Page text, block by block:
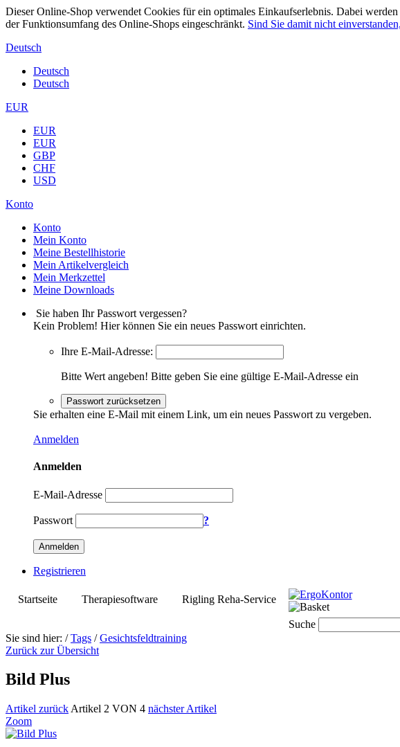
Dieser Online-Shop verwendet Cookies für ein optimales Einkaufserlebnis. Dabei
der Funktionsumfang des Online-Shops eingeschränkt. Sind Sie damit nicht
Deutsch
Deutsch
Deutsch
EUR
EUR
EUR
GBP
CHF
USD
Konto
Konto
Mein Konto
Meine Bestellhistorie
Mein Artikelvergleich
Mein Merkzettel
Meine Downloads
Sie haben Ihr Passwort vergessen?
Kein Problem! Hier können Sie ein neues Passwort einrichten.
Ihre E-Mail-Adresse:
Bitte Wert angeben! Bitte geben Sie eine gültige E-Mail-Adresse ein
Passwort zurücksetzen
Sie erhalten eine E-Mail mit einem Link, um ein neues Passwort zu vergeben.
Anmelden
Anmelden
E-Mail-Adresse
Passwort ?
Anmelden
Registrieren
Startseite Therapiesoftware Rigling Reha-Service
Suche
Sie sind hier: /Tags /Gesichtsfeldtraining
Zurück zur Übersicht
Bild Plus
Artikel zurück Artikel 2 VON 4 nächster Artikel
Zoom